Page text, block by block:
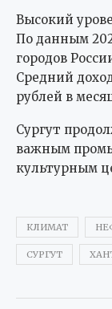
Высокий
По данным
городов
Средний
рублей в
Сургут
важным
культурным
КЛИМАТ
СУРГУТ